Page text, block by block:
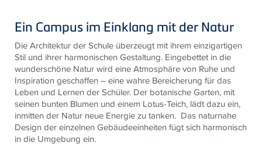
Ein Campus im Einklang mit der Natur
Die Architektur der Schule überzeugt mit ihrem einzigartigen
Stil und ihrer harmonischen Gestaltung. Eingebettet in die
wunderschöne Natur wird eine Atmosphäre von Ruhe und
Inspiration geschaffen – eine wahre Bereicherung für das
Leben und Lernen der Schüler. Der botanische Garten, mit
seinen bunten Blumen und einem Lotus-Teich, lädt dazu ein,
inmitten der Natur neue Energie zu tanken. Das naturnahe
Design der einzelnen Gebäudeeinheiten fügt sich harmonisch
in die Umgebung ein.